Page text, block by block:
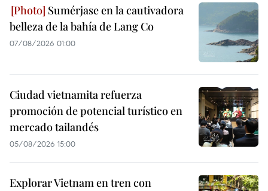
Sumérjase en la cautivadora
belleza de la bahía de Lang Co
07/08/2026 01:00
Ciudad vietnamita refuerza
promoción de potencial turístico en
mercado tailandés
05/08/2026 15:00
Explorar Vietnam en tren con